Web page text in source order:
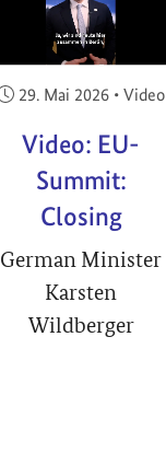
Veröffentlicht am:
29. Mai 2026 • Video
Video: EU-
Summit:
Closing
German Minister
Karsten
Wildberger